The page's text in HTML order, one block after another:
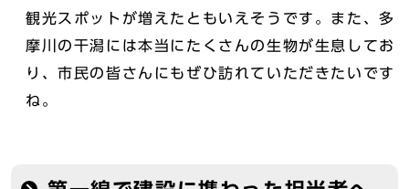
観光スポットが増えたともいえそうです。また、多
摩川の干潟には本当にたくさんの生物が生息してお
り、市民の皆さんにもぜひ訪れていただきたいです
ね。